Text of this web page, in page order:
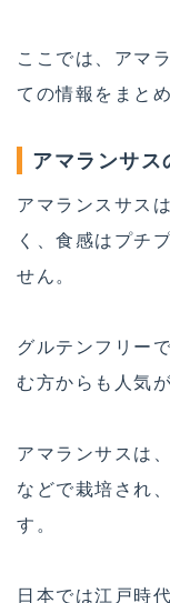
ここでは、アマ
ての情報をまと
アマランサス
アマランスサス
く、食感はプチ
せん。
グルテンフリー
む方からも人気
アマランサスは
などで栽培され
す。
日本では江戸時